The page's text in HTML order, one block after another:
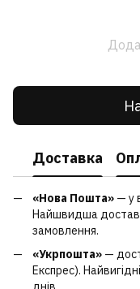
Доставка
«Нова Пошта» — у
Найшвидша
замовлення.
«Укрпошта» —
Експрес).